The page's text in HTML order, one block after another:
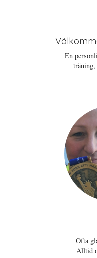
En
Ofta
Alltid